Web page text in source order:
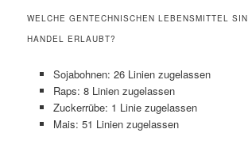
WELCHE GENTECHNISCHEN LEBENSMITTEL
HANDEL ERLAUBT?
Sojabohnen: 26 Linien zugelassen
Raps: 8 Linien zugelassen
Zuckerrübe: 1 Linie zugelassen
Mais: 51 Linien zugelassen